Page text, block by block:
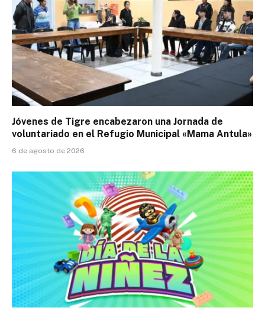
Jóvenes de Tigre encabezaron una Jornada de
voluntariado en el Refugio Municipal «Mama Antula»
6 de agosto de 2026